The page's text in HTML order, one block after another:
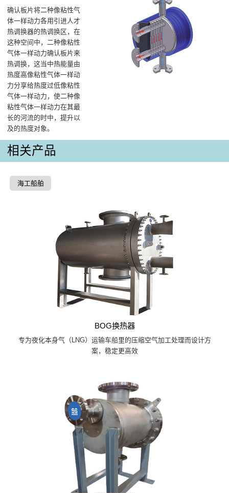
确认板片将二种像粘性气
体一样动力各用引进人才
热调换器的热调换区，在
这种空间中，二种像粘性
气体一样动力确认板片来
热调换，这当中热能量由
热度高像粘性气体一样动
力分享给热度过低像粘性
气体一样动力，使二种像
粘性气体一样动力在其最
长的河流的时中，提升以
及的热度对象。
相关产品
海工船舶
BOG换热器
专为夜化本身气（LNG）运输车船里的压缩空气加工处理而设计方
案，稳定更高效